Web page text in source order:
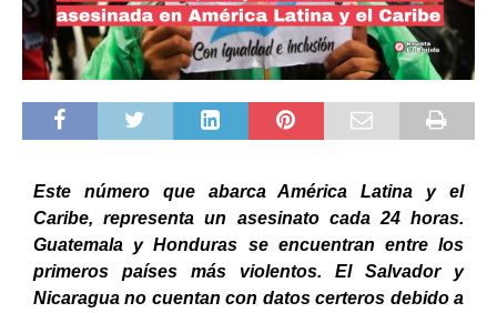
Este número que abarca América Latina y el
Caribe, representa un asesinato cada 24 horas.
Guatemala y Honduras se encuentran entre los
primeros países más violentos. El Salvador y
Nicaragua no cuentan con datos certeros debido a